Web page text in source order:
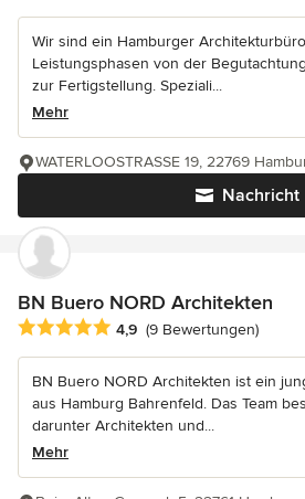
Wir sind ein Hamburger
Leistungsphasen von der
zur Fertigstellung. Speziali...
Mehr
Nachricht
WATERLOOSTRASSE 19, 22769
BN Buero NORD Architekten
Durchschnittliche Bewertung: 4.9 von
4,9 (9 Bewertungen)
BN Buero NORD Architekten ist ein
aus Hamburg Bahrenfeld. Das Team
darunter Architekten und...
Mehr